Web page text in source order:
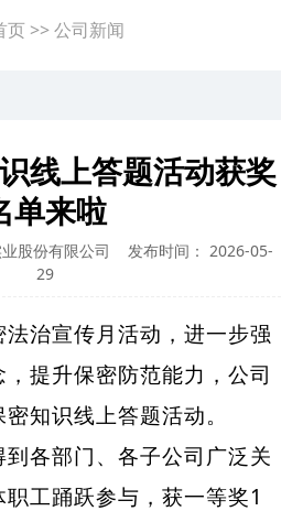
页 >>公司新闻
线上答题活动获奖
单来啦
股份有限公司
发布时间： 2026-05-
29
治宣传月活动，进一步强
提升保密防范能力，公司
知识线上答题活动。
各部门、各子公司广泛关
工踊跃参与，获一等奖1